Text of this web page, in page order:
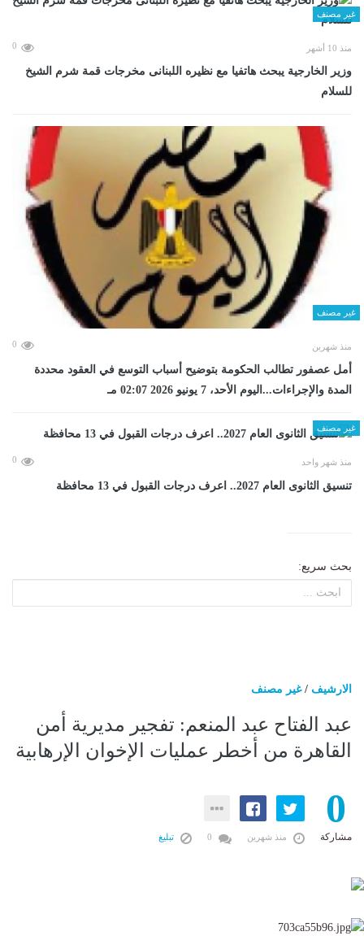
غير مصنف
منذ 10 أشهر 0
وزير الخارجية يبحث هاتفيا مع نظيره اللبنانى مخرجات قمة شرم الشيخ
للسلام
غير مصنف
منذ شهرين 0
أمل عصفور تطالب الحكومة بتوضيح أسباب التوسع في العقود محددة
المدة والإجراءات...اليوم الأحد، 7 يونيو 2026 02:07 مـ
غير مصنف
منذ شهر واحد 0
تنسيق الثانوى العام 2027.. اعرف درجات القبول في 13 محافظة
بحث سريع:
الارشيف /غير مصنف
عبد الفتاح عبد المنعم: تفجير مديرية أمن
القاهرة من أخطر عمليات الإخوان الإرهابية
0
مشاركة منذ شهرين تبليغ